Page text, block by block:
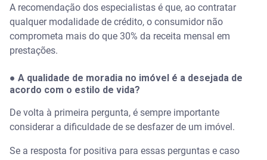
A recomendação dos especialistas é que, ao contratar
qualquer modalidade de crédito, o consumidor não
comprometa mais do que 30% da receita mensal em
prestações.
● A qualidade de moradia no imóvel é a desejada de
acordo com o estilo de vida?
De volta à primeira pergunta, é sempre importante
considerar a dificuldade de se desfazer de um imóvel.
Se a resposta for positiva para essas perguntas e caso